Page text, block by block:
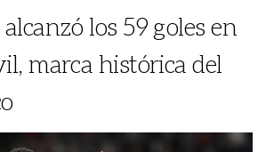
los 59 goles en
marca histórica del